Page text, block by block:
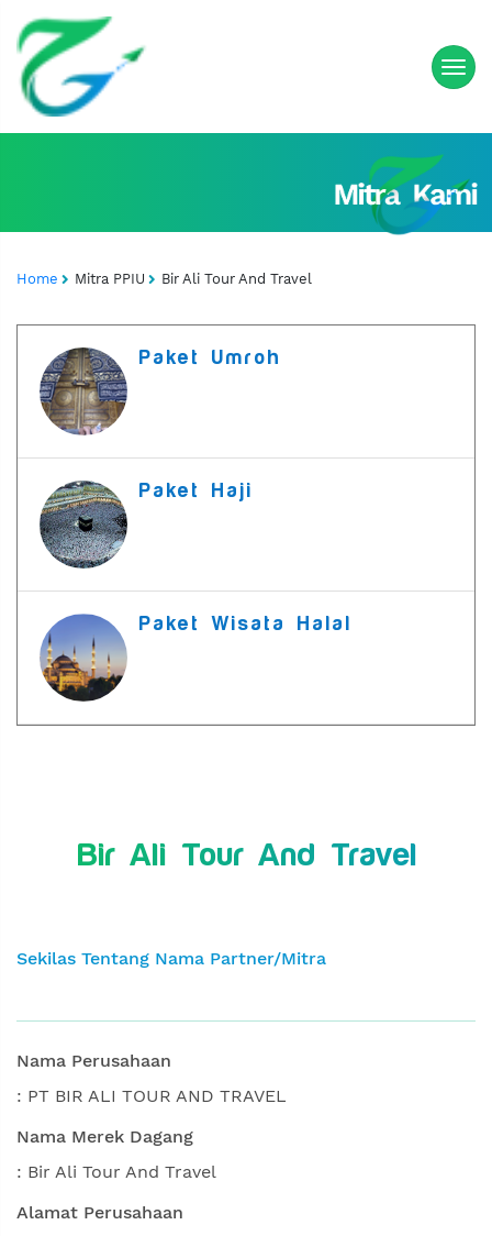
Home Mitra PPIU Bir Ali Tour And Travel
Paket Umroh
Paket Haji
Paket Wisata Halal
Bir Ali Tour And Travel
Sekilas Tentang Nama Partner/Mitra
Nama Perusahaan
: PT BIR ALI TOUR AND TRAVEL
Nama Merek Dagang
: Bir Ali Tour And Travel
Alamat Perusahaan